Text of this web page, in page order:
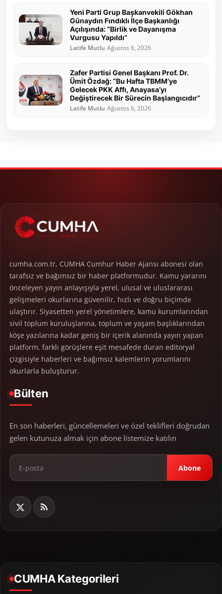
Yeni Parti Grup Başkanvekili Gökhan
Günaydın Fındıklı İlçe Başkanlığı
Açılışında: “Birlik ve Dayanışma
Vurgusu Yapıldı”
Latife Mutlu Ağustos 6, 2026
Zafer Partisi Genel Başkanı Prof. Dr.
Ümit Özdağ: “Bu Hafta TBMM’ye
Gelecek PKK Affı, Anayasa’yı
Değiştirecek Bir Sürecin Başlangıcıdır”
Latife Mutlu Ağustos 6, 2026
cumha.com.tr, CUMHA Cumhur Haber Ajansı abonesi olan
tarafsız ve bağımsız bir haber platformudur. Kamu yararını
önceleyen yayın anlayışıyla yerel, ulusal ve uluslararası
gelişmeleri okurlarına güvenilir, hızlı ve doğru biçimde
ulaştırır. Siyasetten yerel yönetimlere, kamu kurumlarından
sivil toplum kuruluşlarına, toplum ve yaşam başlıklarından
köşe yazılarına kadar geniş bir içerik alanında yayın yapan
platform, farklı görüşlere eşit mesafede duran editoryal
çizgisiyle haberleri ve bağımsız kalemlerin yorumlarını
okurlarla buluşturur.
Bülten
En son haberleri, güncellemeleri ve özel teklifleri doğrudan
gelen kutunuza almak için abone listemize katılın
Abone
CUMHA Kategorileri